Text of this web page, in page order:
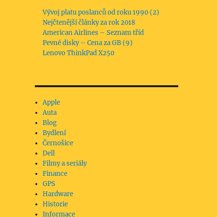
Vývoj platu poslanců od roku 1990 (2)
Nejčtenější články za rok 2018
American Airlines – Seznam tříd
Pevné disky – Cena za GB (9)
Lenovo ThinkPad X250
Apple
Auta
Blog
Bydlení
Černošice
Dell
Filmy a seriály
Finance
GPS
Hardware
Historie
Informace